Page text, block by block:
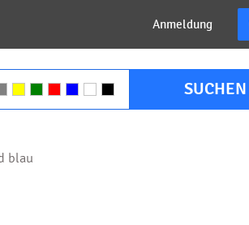
Anmeldung
SUCHEN
blau